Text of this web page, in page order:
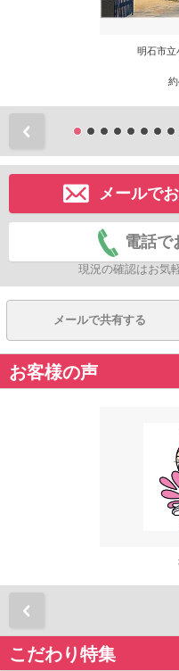
明石市
メールで
電話で
現況の確認はお気
メールで共有する
お客様の声
こだわり特集